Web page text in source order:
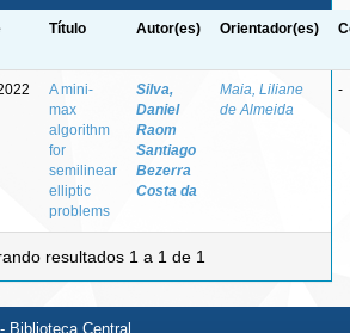
Título Autor(es) Orientador(es)
A mini-
max
algorithm
for
semilinear
elliptic
problems
Silva,
Daniel
Raom
Santiago
Bezerra
Costa da
Maia, Liliane
de Almeida
-
resultados 1 a 1 de 1
Biblioteca Central